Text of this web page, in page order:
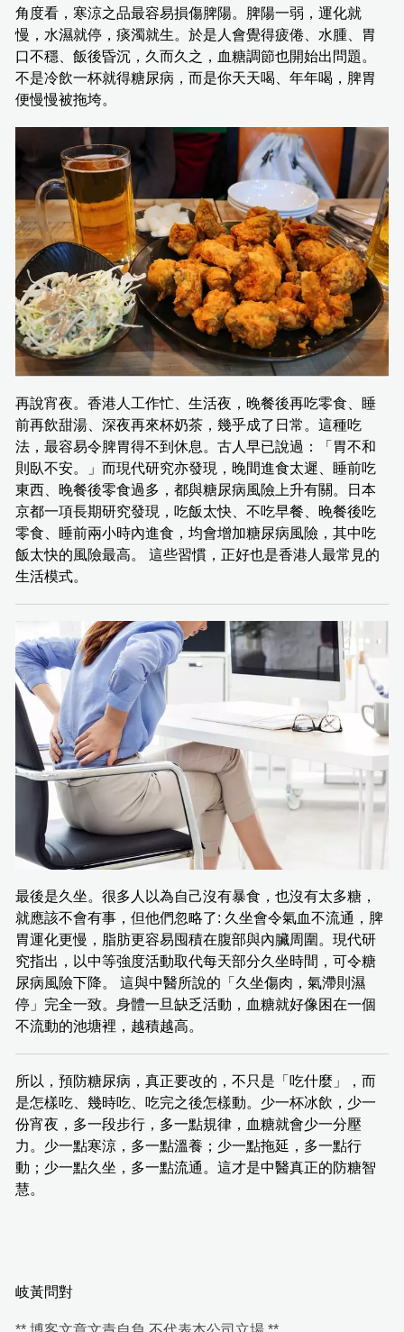
角度看，寒涼之品最容易損傷脾陽。脾陽一弱，運化就
慢，水濕就停，痰濁就生。於是人會覺得疲倦、水腫、胃
口不穩、飯後昏沉，久而久之，血糖調節也開始出問題。
不是冷飲一杯就得糖尿病，而是你天天喝、年年喝，脾胃
便慢慢被拖垮。
再說宵夜。香港人工作忙、生活夜，晚餐後再吃零食、睡
前再飲甜湯、深夜再來杯奶茶，幾乎成了日常。這種吃
法，最容易令脾胃得不到休息。古人早已說過：「胃不和
則臥不安。」而現代研究亦發現，晚間進食太遲、睡前吃
東西、晚餐後零食過多，都與糖尿病風險上升有關。日本
京都一項長期研究發現，吃飯太快、不吃早餐、晚餐後吃
零食、睡前兩小時內進食，均會增加糖尿病風險，其中吃
飯太快的風險最高。 這些習慣，正好也是香港人最常見的
生活模式。
最後是久坐。很多人以為自己沒有暴食，也沒有太多糖，
就應該不會有事，但他們忽略了: 久坐會令氣血不流通，脾
胃運化更慢，脂肪更容易囤積在腹部與內臟周圍。現代研
究指出，以中等強度活動取代每天部分久坐時間，可令糖
尿病風險下降。 這與中醫所說的「久坐傷肉，氣滯則濕
停」完全一致。身體一旦缺乏活動，血糖就好像困在一個
不流動的池塘裡，越積越高。
所以，預防糖尿病，真正要改的，不只是「吃什麼」，而
是怎樣吃、幾時吃、吃完之後怎樣動。少一杯冰飲，少一
份宵夜，多一段步行，多一點規律，血糖就會少一分壓
力。少一點寒涼，多一點溫養；少一點拖延，多一點行
動；少一點久坐，多一點流通。這才是中醫真正的防糖智
慧。
岐黃問對